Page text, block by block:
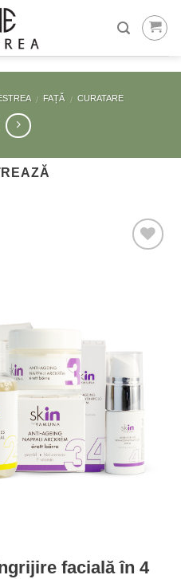
/ FAȚĂ / CURATARE
facială în 4